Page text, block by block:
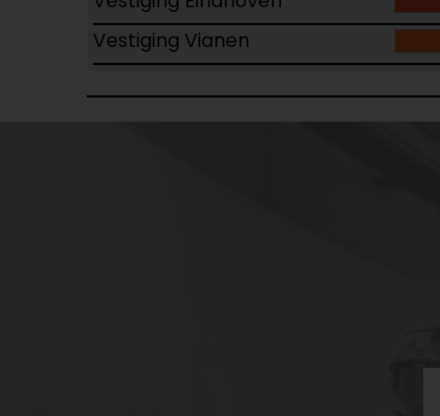
Vestiging Vianen